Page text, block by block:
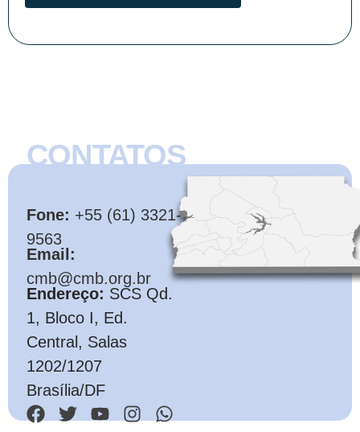
CONTATOS
Fone: +55 (61) 3321-
9563
Email:
cmb@cmb.org.br
Endereço: SCS Qd.
1, Bloco I, Ed.
Central, Salas
1202/1207
Brasília/DF